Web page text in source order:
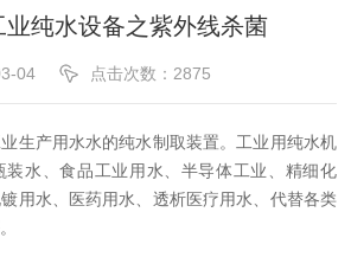
成功案例
在线留言
纯水设备之紫外线杀菌
04 点击次数：2875
生产用水水的纯水制取装置。工业用纯水机
装水、食品工业用水、半导体工业、精细化
用水、医药用水、透析医疗用水、代替各类